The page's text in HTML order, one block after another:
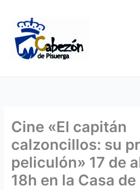
contenido
Cine «El capitán
calzoncillos: su
peliculón» 17 de
18h en la Casa